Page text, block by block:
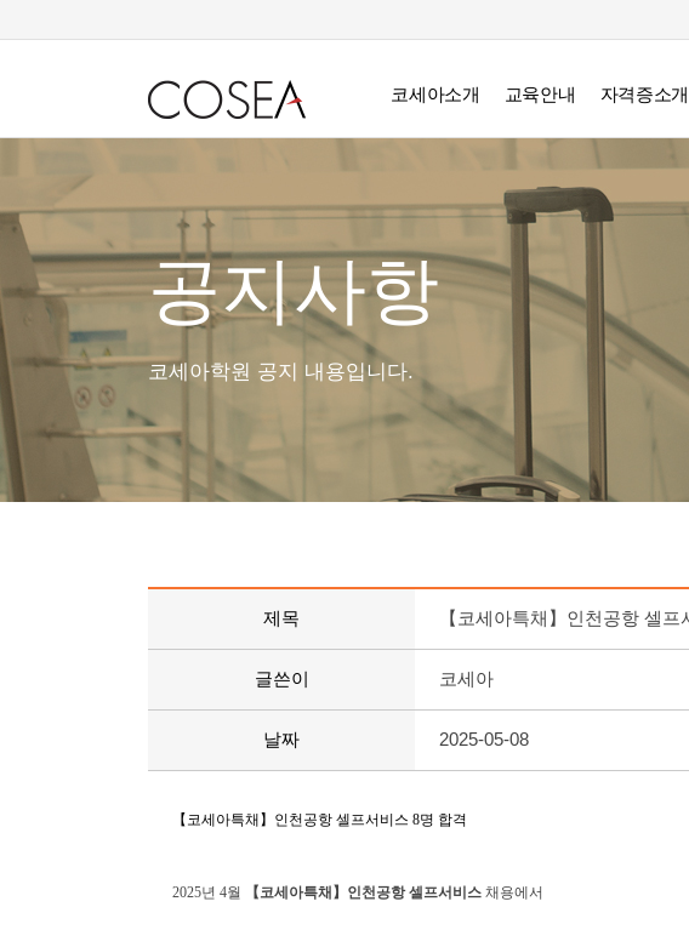
코세아소개 교육안내 자격증소개
공지사항
코세아학원 공지 내용입니다.
제목 【코세아특채】인천공항 셀프
글쓴이 코세아
날짜 2025-05-08
【코세아특채】인천공항 셀프서비스 8명 합격
2025년 4월 【코세아특채】인천공항 셀프서비스 채용에서